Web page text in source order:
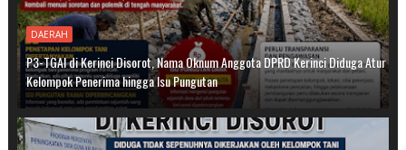
DAERAH
P3-TGAI di Kerinci Disorot, Nama Oknum Anggota DPRD Kerinci Diduga Atur
Kelompok Penerima hingga Isu Pungutan